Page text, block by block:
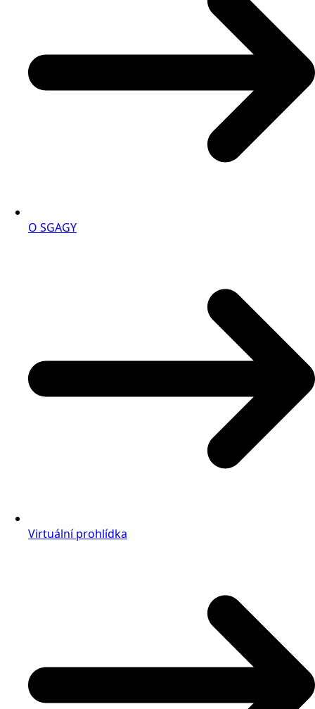
O SGAGY
Virtuální prohlídka